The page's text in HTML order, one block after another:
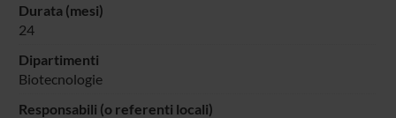
Durata (mesi)
24
Dipartimenti
Biotecnologie
Responsabili (o referenti locali)